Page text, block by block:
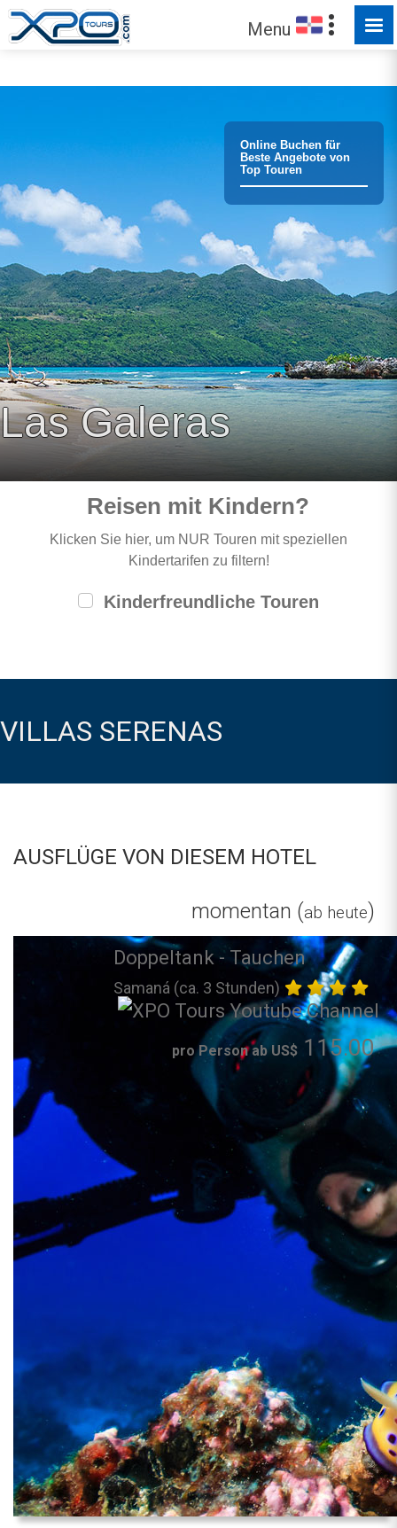
Menu
FÜR SIE ZUM ENTDECKEN
Online Buchen für
Beste Angebote von
Top Touren
Las Galeras
Reisen mit Kindern?
Klicken Sie hier, um NUR Touren mit speziellen
Kindertarifen zu filtern!
Kinderfreundliche Touren
VILLAS SERENAS
AUSFLÜGE VON DIESEM HOTEL
momentan (ab heute)
Doppeltank - Tauchen
Samaná (ca. 3 Stunden)
pro Person ab US$ 115.00